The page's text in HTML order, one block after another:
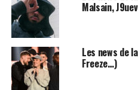
Malsain,
Les news de
Freeze…)